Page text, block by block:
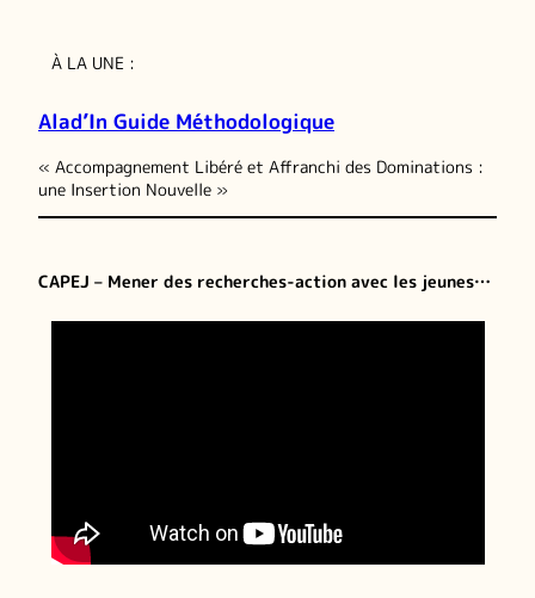
À LA UNE :
Alad’In Guide Méthodologique
« Accompagnement Libéré et Affranchi des Dominations :
une Insertion Nouvelle »
CAPEJ – Mener des recherches-action avec les jeunes…